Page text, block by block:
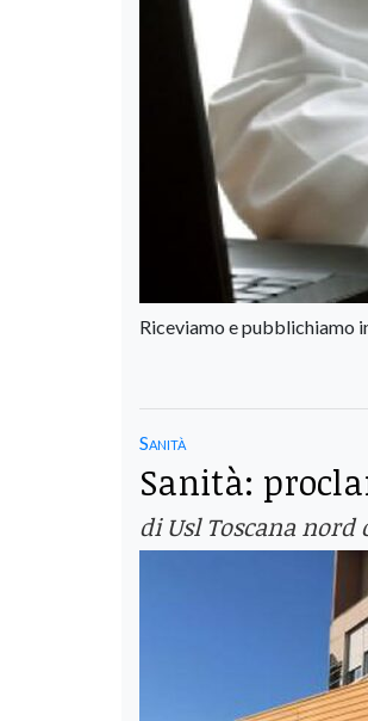
Riceviamo e pubblichiamo
Sanità
Sanità:
di Usl Toscana nord